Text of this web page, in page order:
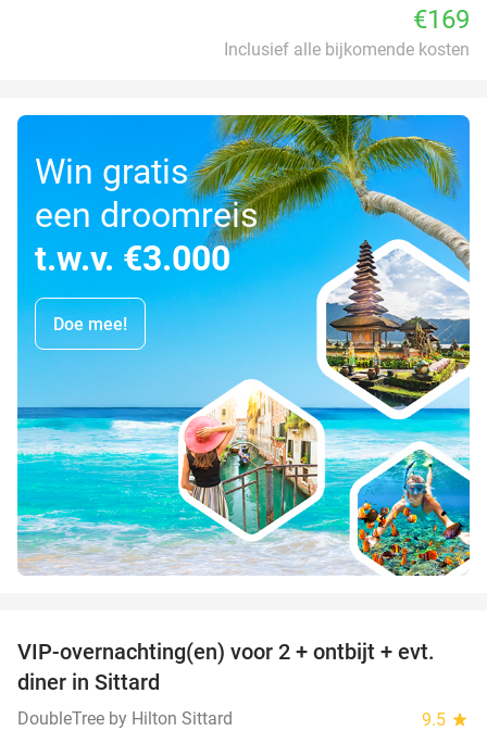
€169
Inclusief alle bijkomende kosten
Win gratis
een droomreis
t.w.v. €3.000
Doe mee!
33%
VIP-overnachting(en) voor 2 + ontbijt + evt.
diner in Sittard
DoubleTree by Hilton Sittard 9.5 star